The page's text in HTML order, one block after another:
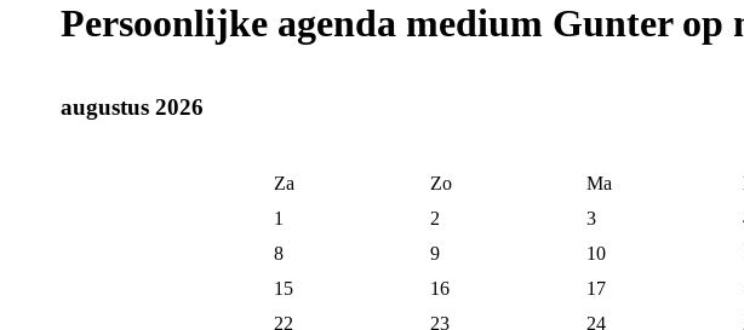
Persoonlijke agenda medium Gunter op
augustus 2026
Za Zo Ma
1
2 3
8
9 10
15
16 17
22
23 24